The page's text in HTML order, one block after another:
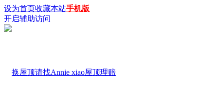
设为首页收藏本站手机版
开启辅助访问